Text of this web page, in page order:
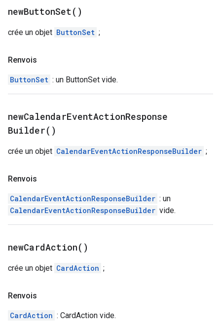
newButtonSet( )
crée un objet ButtonSet ;
Renvois
ButtonSet : un ButtonSet vide.
newCalendarEventActionResponse
Builder( )
crée un objet CalendarEventActionResponseBuilder ;
Renvois
CalendarEventActionResponseBuilder : un
CalendarEventActionResponseBuilder vide.
newCardAction( )
crée un objet CardAction ;
Renvois
CardAction : CardAction vide.